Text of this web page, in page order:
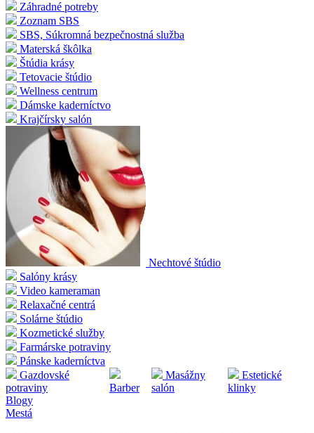
Záhradné potreby
Zoznam SBS
SBS, Súkromná bezpečnostná služba
Materská škôlka
Štúdia krásy
Tetovacie štúdio
Wellness centrum
Dámske kaderníctvo
Krajčírsky salón
Nechtové štúdio
Salóny krásy
Video kameraman
Relaxačné centrá
Solárne štúdio
Kozmetické služby
Farmárske potraviny
Pánske kaderníctva
Gazdovské
potraviny
Barber
Masážny
salón
Estetické
klinky
Blogy
Mestá